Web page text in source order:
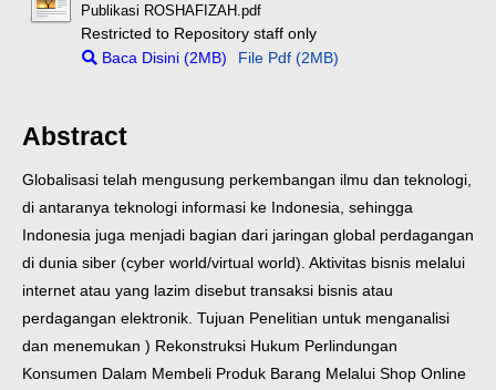
Publikasi ROSHAFIZAH.pdf
Restricted to Repository staff only
Baca Disini (2MB)
File Pdf (2MB)
Abstract
Globalisasi telah mengusung perkembangan ilmu dan teknologi,
di antaranya teknologi informasi ke Indonesia, sehingga
Indonesia juga menjadi bagian dari jaringan global perdagangan
di dunia siber (cyber world/virtual world). Aktivitas bisnis melalui
internet atau yang lazim disebut transaksi bisnis atau
perdagangan elektronik. Tujuan Penelitian untuk menganalisi
dan menemukan ) Rekonstruksi Hukum Perlindungan
Konsumen Dalam Membeli Produk Barang Melalui Shop Online